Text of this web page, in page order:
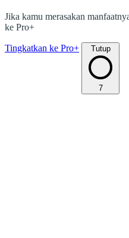
Jika kamu merasakan
ke Pro+
Tingkatkan ke Pro+ Tutup
7